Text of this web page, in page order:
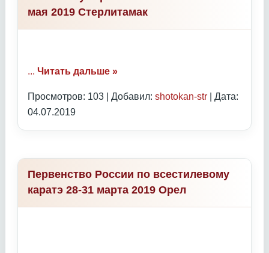
мая 2019 Стерлитамак
... Читать дальше »
Просмотров: 103 | Добавил: shotokan-str | Дата:
04.07.2019
Первенство России по всестилевому
каратэ 28-31 марта 2019 Орел